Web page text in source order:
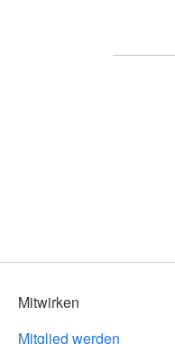
Mitwirken
Mitglied werden